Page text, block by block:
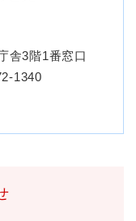
舎3階1番窓口
1340